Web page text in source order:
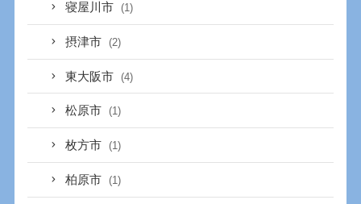
寝屋川市 (1)
摂津市 (2)
東大阪市 (4)
松原市 (1)
枚方市 (1)
柏原市 (1)